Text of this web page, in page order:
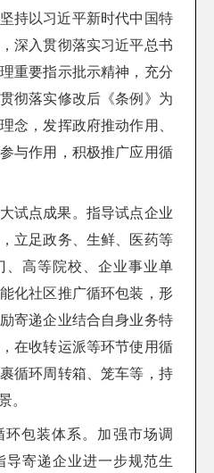
持以习近平新时代中国特
深入贯彻落实习近平总书
重要指示批示精神，充分
彻落实修改后《条例》为
念，发挥政府推动作用、
与作用，积极推广应用循
试点成果。指导试点企业
立足政务、生鲜、医药等
、高等院校、企业事业单
化社区推广循环包装，形
寄递企业结合自身业务特
在收转运派等环节使用循
循环周转箱、笼车等，持
。
环包装体系。加强市场调
导寄递企业进一步规范生